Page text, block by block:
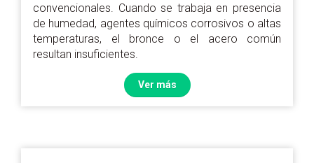
convencionales. Cuando se trabaja en presencia
de humedad, agentes químicos corrosivos o altas
temperaturas, el bronce o el acero común
resultan insuficientes.
Ver más